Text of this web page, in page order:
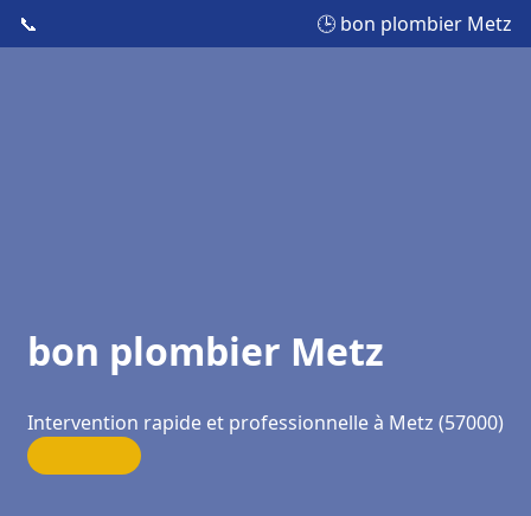
📞 🕒 bon plombier Metz
bon plombier Metz
Intervention rapide et professionnelle à Metz (57000)